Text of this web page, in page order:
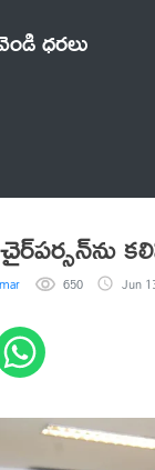
ధరలు
650 Jun